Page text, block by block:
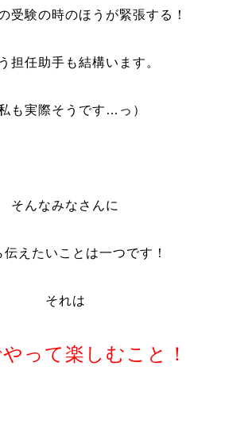
受験の時のほうが緊張する！
担任助手も結構います。
私も実際そうです…っ）
そんなみなさんに
伝えたいことは一つです！
それは
って楽しむこと！